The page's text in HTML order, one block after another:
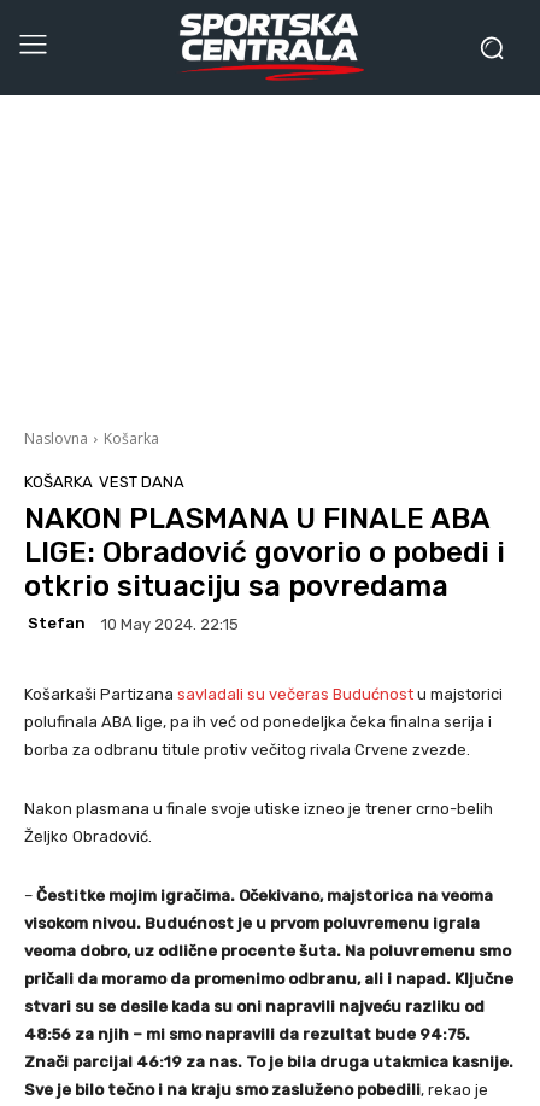
Naslovna Košarka
KOŠARKA VEST DANA
NAKON PLASMANA U FINALE ABA
LIGE: Obradović govorio o pobedi i
otkrio situaciju sa povredama
Stefan 10 May 2024. 22:15
Košarkaši Partizana savladali su večeras Budućnost u majstorici
polufinala ABA lige, pa ih već od ponedeljka čeka finalna serija i
borba za odbranu titule protiv večitog rivala Crvene zvezde.
Nakon plasmana u finale svoje utiske izneo je trener crno-belih
Željko Obradović.
– Čestitke mojim igračima. Očekivano, majstorica na veoma
visokom nivou. Budućnost je u prvom poluvremenu igrala
veoma dobro, uz odlične procente šuta. Na poluvremenu smo
pričali da moramo da promenimo odbranu, ali i napad. Ključne
stvari su se desile kada su oni napravili najveću razliku od
48:56 za njih – mi smo napravili da rezultat bude 94:75.
Znači parcijal 46:19 za nas. To je bila druga utakmica kasnije.
Sve je bilo tečno i na kraju smo zasluženo pobedili, rekao je